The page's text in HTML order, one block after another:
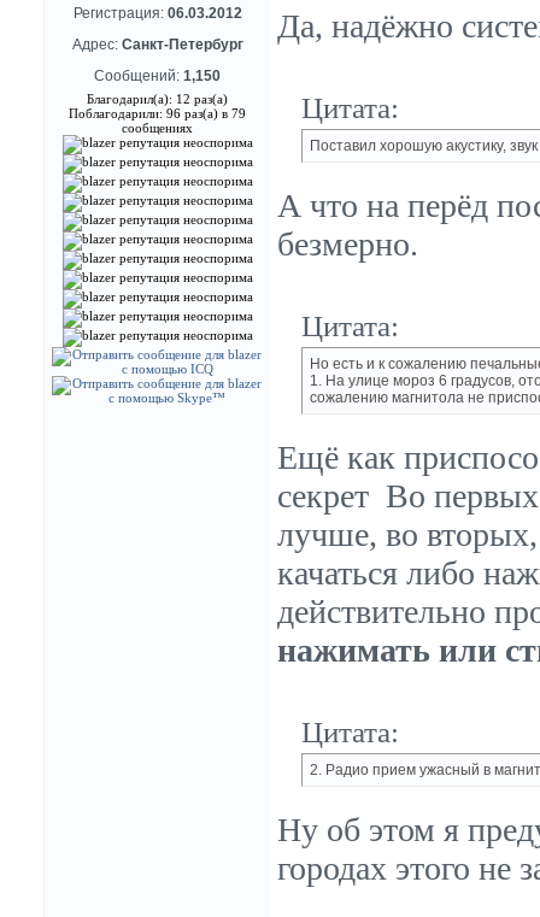
Регистрация: 06.03.2012
Адрес: Санкт-Петербург
Сообщений: 1,150
Благодарил(а): 12 раз(а)
Поблагодарили: 96 раз(а) в 79
сообщениях
Да, надёжно
Цитата:
Поставил хорошую акустику,
А что на перёд
безмерно.
Цитата:
Но есть и к сожалению
1. На улице мороз 6 градусов,
сожалению магнитола не
Ещё как
секрет Во первых
лучше, во
качаться либо
действительно
нажимать или
Цитата:
2. Радио прием ужасный в
Ну об этом я
городах этого не